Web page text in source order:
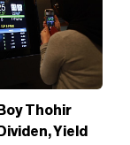
Thohir
Yield